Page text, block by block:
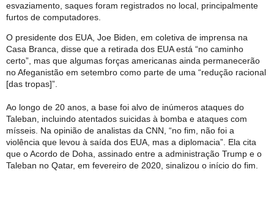
esvaziamento, saques foram registrados no local, principalmente
furtos de computadores.
O presidente dos EUA, Joe Biden, em coletiva de imprensa na
Casa Branca, disse que a retirada dos EUA está “no caminho
certo”, mas que algumas forças americanas ainda permanecerão
no Afeganistão em setembro como parte de uma “redução racional
[das tropas]”.
Ao longo de 20 anos, a base foi alvo de inúmeros ataques do
Taleban, incluindo atentados suicidas à bomba e ataques com
mísseis. Na opinião de analistas da CNN, “no fim, não foi a
violência que levou à saída dos EUA, mas a diplomacia”. Ela cita
que o Acordo de Doha, assinado entre a administração Trump e o
Taleban no Qatar, em fevereiro de 2020, sinalizou o início do fim.